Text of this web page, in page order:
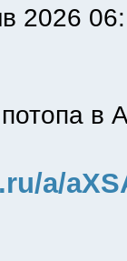
2026
в
a/